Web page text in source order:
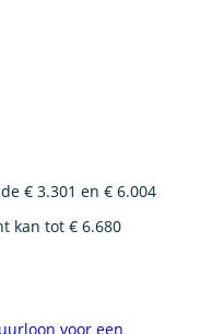
€ 3.301 en € 6.004
kan tot € 6.680
voor een